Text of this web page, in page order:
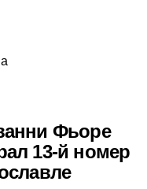
Фьоре
13-й номер